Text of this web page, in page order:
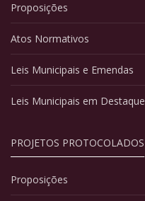
Proposições
Atos Normativos
Leis Municipais e Emendas
Leis Municipais em Destaque
PROJETOS PROTOCOLADOS
Proposições